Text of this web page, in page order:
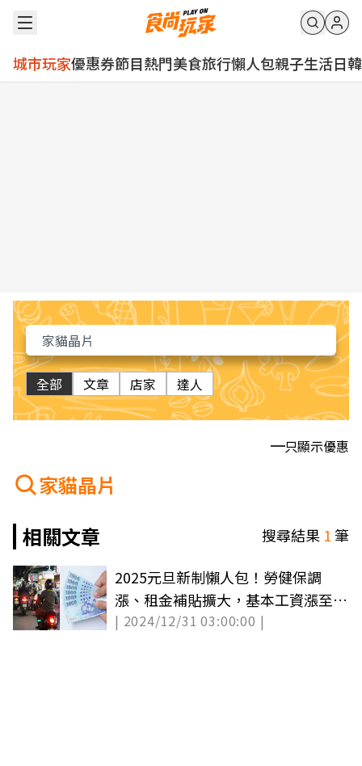
城市玩家優惠券節目熱門美食旅行懶人包親子生活日韓
全部 文章 店家 達人
只顯示優惠
家貓晶片
相關文章
搜尋結果 1筆
2025元旦新制懶人包！勞健保調
漲、租金補貼擴大，基本工資漲至
28590元
| 2024/12/31 03:00:00 |